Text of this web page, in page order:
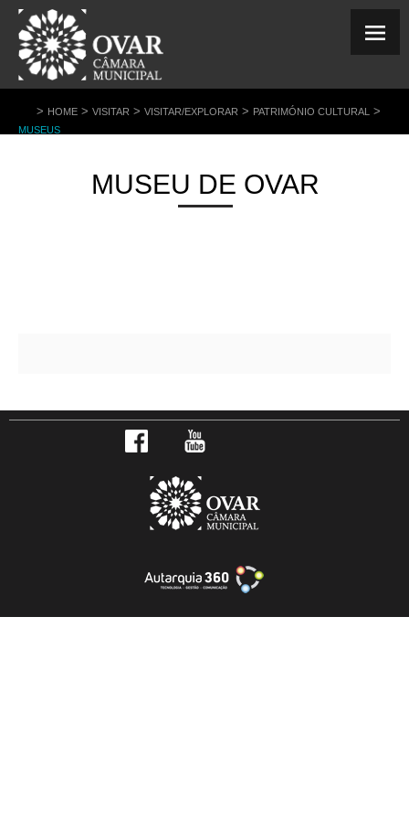
> HOME > VISITAR > VISITAR/EXPLORAR > PATRIMÓNIO CULTURAL >
MUSEUS
MUSEU DE OVAR